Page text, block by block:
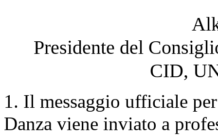
Presidente del
CID,
1. Il messaggio ufficiale
Danza viene inviato a